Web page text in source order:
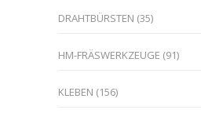
DRAHTBÜRSTEN (35)
HM-FRÄSWERKZEUGE (91)
KLEBEN (156)